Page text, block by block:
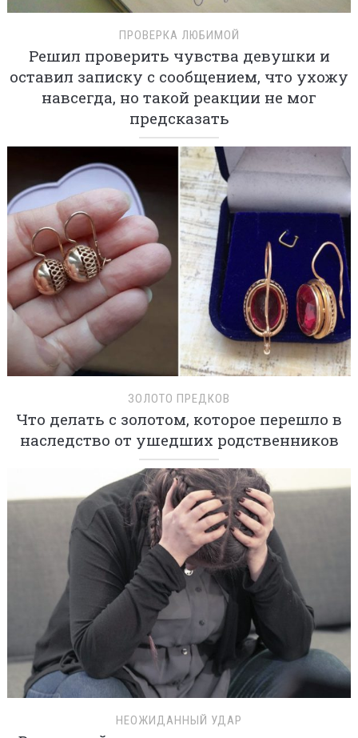
ПРОВЕРКА ЛЮБИМОЙ
Решил проверить чувства девушки и
оставил записку с сообщением, что ухожу
навсегда, но такой реакции не мог
предсказать
ЗОЛОТО ПРЕДКОВ
Что делать с золотом, которое перешло в
наследство от ушедших родственников
НЕОЖИДАННЫЙ УДАР